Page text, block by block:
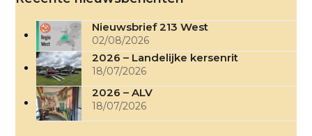
Nieuwsbrief 213 West
02/08/2026
2026 – Landelijke kersenrit
18/07/2026
2026 – ALV
18/07/2026